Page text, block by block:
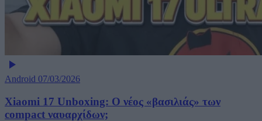
Android 07/03/2026
Xiaomi 17 Unboxing: Ο νέος «βασιλιάς» των
compact ναυαρχίδων;